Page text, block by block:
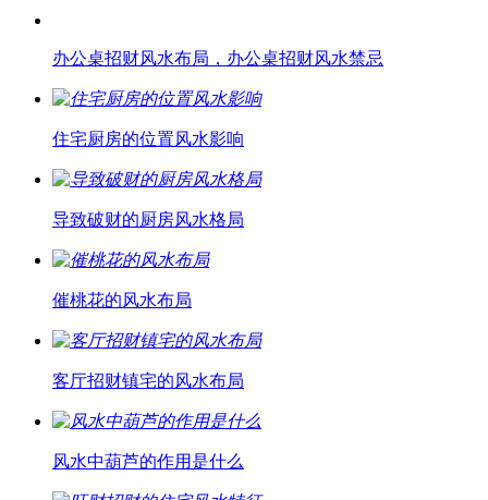
办公桌招财风水布局，办公桌招财风水禁忌
住宅厨房的位置风水影响
导致破财的厨房风水格局
催桃花的风水布局
客厅招财镇宅的风水布局
风水中葫芦的作用是什么